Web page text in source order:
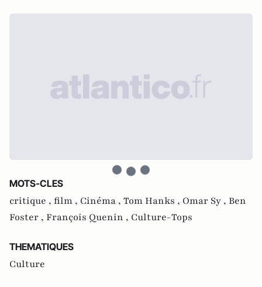
MOTS-CLES
critique , film , Cinéma , Tom Hanks , Omar Sy , Ben
Foster , François Quenin , Culture-Tops
THEMATIQUES
Culture